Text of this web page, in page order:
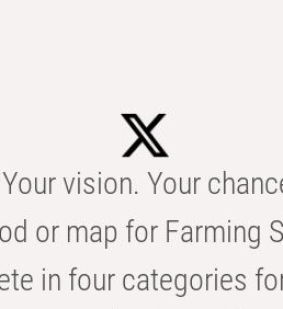
vision. Your
or map for Farming
in four categories